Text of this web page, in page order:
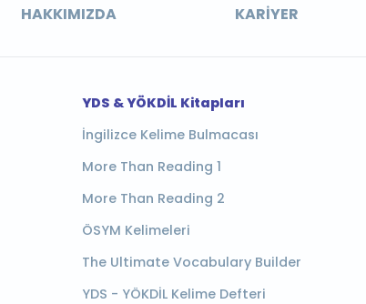
HAKKIMIZDA KARIYER
YDS & YÖKDİL Kitapları
İngilizce Kelime Bulmacası
More Than Reading 1
More Than Reading 2
ÖSYM Kelimeleri
The Ultimate Vocabulary Builder
YDS - YÖKDİL Kelime Defteri